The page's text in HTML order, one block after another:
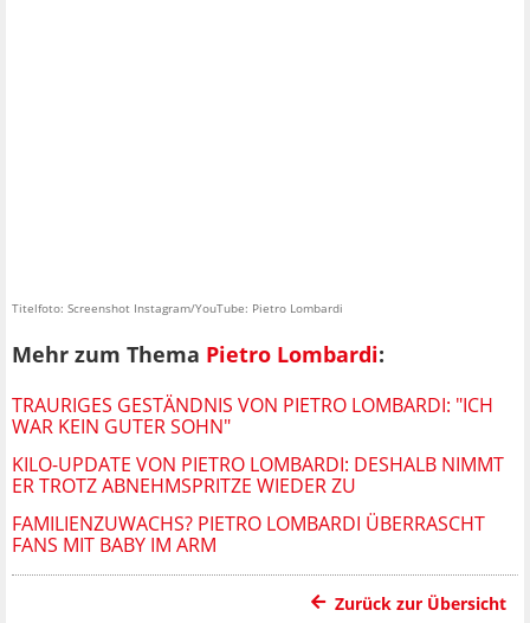
Titelfoto: Screenshot Instagram/YouTube: Pietro Lombardi
Mehr zum Thema Pietro Lombardi:
TRAURIGES GESTÄNDNIS VON PIETRO LOMBARDI: "ICH
WAR KEIN GUTER SOHN"
KILO-UPDATE VON PIETRO LOMBARDI: DESHALB NIMMT
ER TROTZ ABNEHMSPRITZE WIEDER ZU
FAMILIENZUWACHS? PIETRO LOMBARDI ÜBERRASCHT
FANS MIT BABY IM ARM
Zurück zur Übersicht